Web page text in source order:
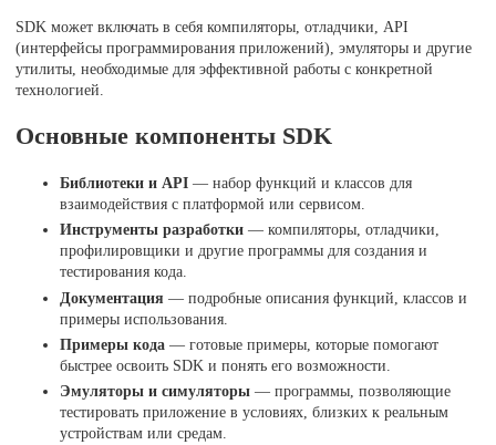
SDK может включать в себя компиляторы, отладчики, API
(интерфейсы программирования приложений), эмуляторы и другие
утилиты, необходимые для эффективной работы с конкретной
технологией.
Основные компоненты SDK
Библиотеки и API — набор функций и классов для
взаимодействия с платформой или сервисом.
Инструменты разработки — компиляторы, отладчики,
профилировщики и другие программы для создания и
тестирования кода.
Документация — подробные описания функций, классов и
примеры использования.
Примеры кода — готовые примеры, которые помогают
быстрее освоить SDK и понять его возможности.
Эмуляторы и симуляторы — программы, позволяющие
тестировать приложение в условиях, близких к реальным
устройствам или средам.